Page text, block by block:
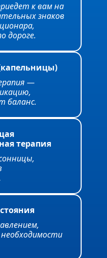
к вам на
знаков
дороге.
—
баланс.
терапия